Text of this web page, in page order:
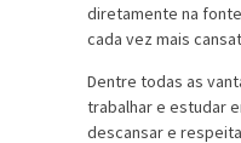
diretamente na
cada vez mais
Dentre todas as
trabalhar e estudar
descansar e